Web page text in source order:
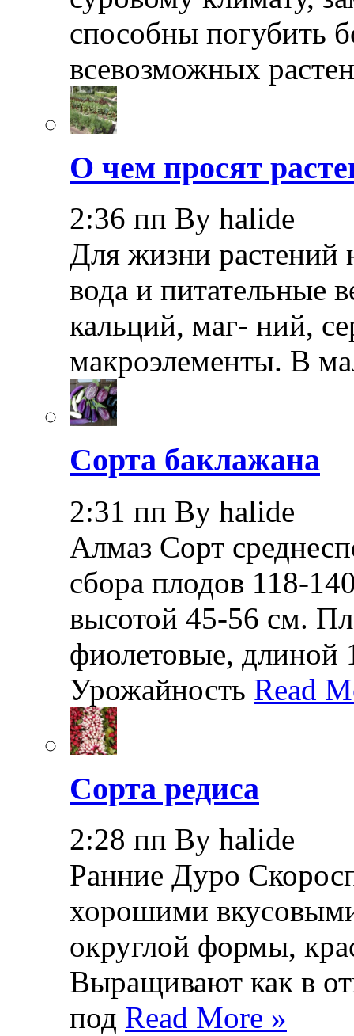
способны погубить
всевозможных
О чем просят
2:36 пп By halide
Для жизни растений
вода и питательные
кальций, маг- ний,
макроэлементы. В
Сорта баклажана
2:31 пп By halide
Алмаз Сорт
сбора плодов 118-
высотой 45-56 см.
фиолетовые, длиной
Урожайность Read
Сорта редиса
2:28 пп By halide
Ранние Дуро
хорошими
округлой формы,
Выращивают как в
под Read More »